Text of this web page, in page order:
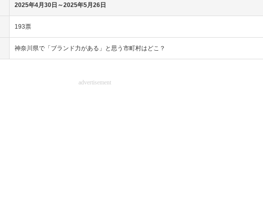
2025年4月30日～2025年5月26日
193票
神奈川県で「ブランド力がある」と思う市町村はどこ？
advertisement